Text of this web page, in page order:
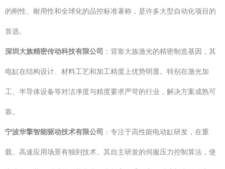
的刚性、耐用性和全球化的品控标准著称，是许多大型自动化项目的
首选。
深圳大族精密传动科技有限公司 ：背靠大族激光的精密制造基因，其
电缸在结构设计、材料工艺和加工精度上优势明显。特别在激光加
工、半导体设备等对洁净度与精度要求严苛的行业，解决方案成熟可
靠。
宁波华擎智能驱动技术有限公司 ：专注于高性能电动缸研发，在重
载、高速应用场景有独到技术。其自主研发的伺服压力控制算法，使